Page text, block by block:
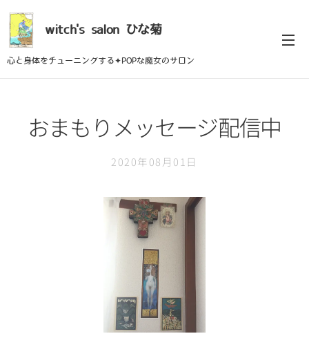
witch's salon ひな菊
心と身体をチューニングする✦POPな魔女のサロン
おまもりメッセージ配信中
2020年08月01日